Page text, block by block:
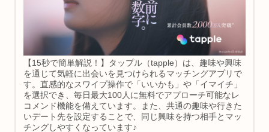
【15秒で簡単解説！】タップル（tapple）は、趣味や興味
を通じて気軽に出会いを見つけられるマッチングアプリで
す。直感的なスワイプ操作で「いいかも」や「イマイチ」
を選択でき、毎日最大100人に無料でアプローチ可能なレ
コメンド機能を備えています。また、共通の趣味や行きた
いデート先を設定することで、同じ興味を持つ相手とマッ
チングしやすくなっています♪